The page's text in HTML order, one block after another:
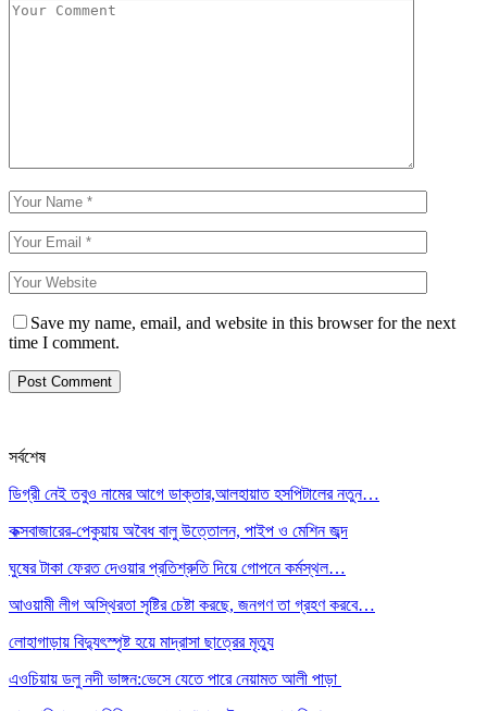
Save my name, email, and website in this browser for the next
time I comment.
সর্বশেষ
ডিগ্রী নেই তবুও নামের আগে ডাক্তার,আলহায়াত হসপিটালের নতুন…
কক্সবাজারের-পেকুয়ায় অবৈধ বালু উত্তোলন, পাইপ ও মেশিন জব্দ
ঘুষের টাকা ফেরত দেওয়ার প্রতিশ্রুতি দিয়ে গোপনে কর্মস্থল…
আওয়ামী লীগ অস্থিরতা সৃষ্টির চেষ্টা করছে, জনগণ তা গ্রহণ করবে…
লোহাগাড়ায় বিদ্যুৎস্পৃষ্ট হয়ে মাদ্রাসা ছাত্রের মৃত্যু
এওচিয়ায় ডলু নদী ভাঙ্গন:ভেসে যেতে পারে নেয়ামত আলী পাড়া